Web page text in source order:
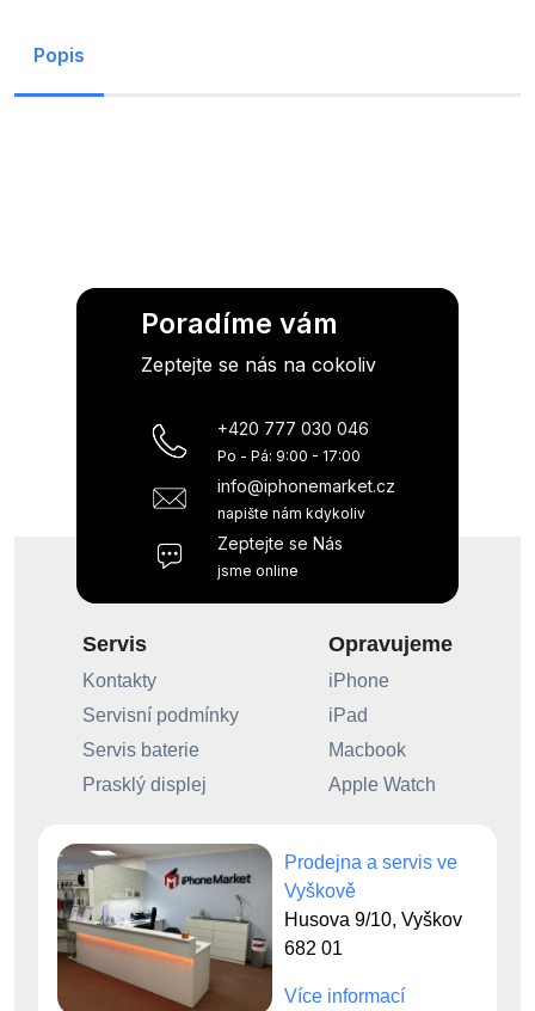
Popis
Poradíme vám
Zeptejte se nás na cokoliv
+420 777 030 046
Po - Pá: 9:00 - 17:00
info@iphonemarket.cz
napište nám kdykoliv
Zeptejte se Nás
jsme online
Servis
Kontakty
Servisní podmínky
Servis baterie
Prasklý displej
Opravujeme
iPhone
iPad
Macbook
Apple Watch
Prodejna a servis ve
Vyškově
Husova 9/10, Vyškov
682 01
Více informací